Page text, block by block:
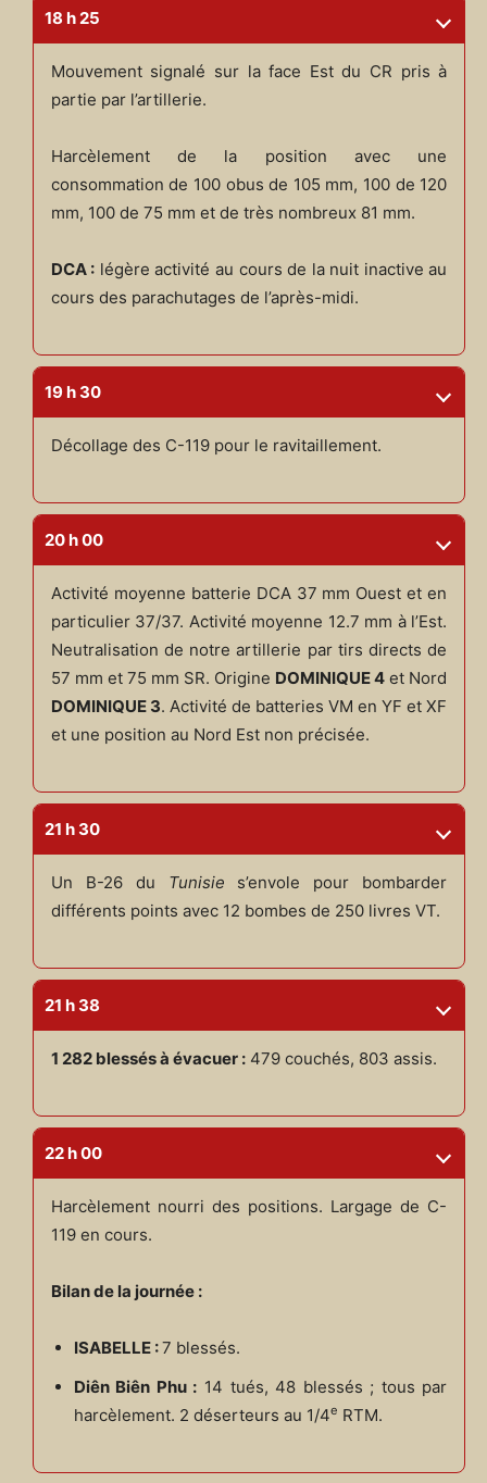
18 h 25
Mouvement signalé sur la face Est du CR pris à
partie par l’artillerie.
Harcèlement de la position avec une
consommation de 100 obus de 105 mm, 100 de 120
mm, 100 de 75 mm et de très nombreux 81 mm.
DCA : légère activité au cours de la nuit inactive au
cours des parachutages de l’après-midi.
19 h 30
Décollage des C-119 pour le ravitaillement.
20 h 00
Activité moyenne batterie DCA 37 mm Ouest et en
particulier 37/37. Activité moyenne 12.7 mm à l’Est.
Neutralisation de notre artillerie par tirs directs de
57 mm et 75 mm SR. Origine DOMINIQUE 4 et Nord
DOMINIQUE 3. Activité de batteries VM en YF et XF
et une position au Nord Est non précisée.
21 h 30
Un B-26 du Tunisie s’envole pour bombarder
différents points avec 12 bombes de 250 livres VT.
21 h 38
1 282 blessés à évacuer :479 couchés, 803 assis.
22 h 00
Harcèlement nourri des positions. Largage de C-
119 en cours.
Bilan de la journée :
ISABELLE :7 blessés.
Diên Biên Phu : 14 tués, 48 blessés ; tous par
harcèlement. 2 déserteurs au 1/4e RTM.